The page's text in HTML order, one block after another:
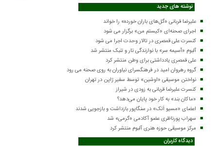
نوشته های جدید
علیرضا قربانی «گل‌های باران خورده» را خواند
اجرای صحنه‌ای «کیستم من» برگزار می شود
کنسرت علی قمصری در تالار وحدت اجرا می شود
آلبوم «آسیمه سر» با نوازندگی تار و تنبک منتشر شد
علی قمصری یادداشتی برای وطن منتشر کرد
گروه رهروان امید در فرهنگسرای نیاوران به روی صحنه می رود
نواختن موسیقی «اوشین» توسط سفیر ژاپن در تهران
کنسرت علیرضا قربانی به زودی در شیراز
«ماکان بند» به کار خود پایان می‌دهد؟
اعضای «مسیو اَتک» در سنگاپور بازداشت و بازجویی شدند
سهراب پورناظری عضو آکادمی «گرمی» شد
مرکز موسیقی حوزه هنری آلبوم منتشر کرد
دیدگاه کاربران